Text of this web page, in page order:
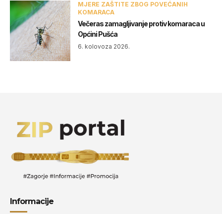
MJERE ZAŠTITE ZBOG POVEĆANIH
KOMARACA
Večeras zamagljivanje protiv komaraca u
Općini Pušća
6. kolovoza 2026.
Informacije